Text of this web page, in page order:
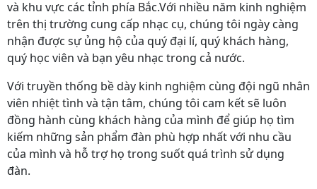
và khu vực các tỉnh phía Bắc.Với nhiều năm kinh nghiệm
trên thị trường cung cấp nhạc cụ, chúng tôi ngày càng
nhận được sự ủng hộ của quý đại lí, quý khách hàng,
quý học viên và bạn yêu nhạc trong cả nước.
Với truyền thống bề dày kinh nghiệm cùng đội ngũ nhân
viên nhiệt tình và tận tâm, chúng tôi cam kết sẽ luôn
đồng hành cùng khách hàng của mình để giúp họ tìm
kiếm những sản phẩm đàn phù hợp nhất với nhu cầu
của mình và hỗ trợ họ trong suốt quá trình sử dụng
đàn.